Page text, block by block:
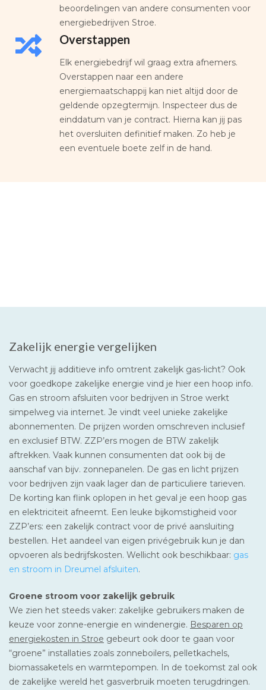
beoordelingen van andere consumenten voor
energiebedrijven Stroe.
Overstappen
Elk energiebedrijf wil graag extra afnemers.
Overstappen naar een andere
energiemaatschappij kan niet altijd door de
geldende opzegtermijn. Inspecteer dus de
einddatum van je contract. Hierna kan jij pas
het oversluiten definitief maken. Zo heb je
een eventuele boete zelf in de hand.
Zakelijk energie vergelijken
Verwacht jij additieve info omtrent zakelijk gas-licht? Ook
voor goedkope zakelijke energie vind je hier een hoop info.
Gas en stroom afsluiten voor bedrijven in Stroe werkt
simpelweg via internet. Je vindt veel unieke zakelijke
abonnementen. De prijzen worden omschreven inclusief
en exclusief BTW. ZZP’ers mogen de BTW zakelijk
aftrekken. Vaak kunnen consumenten dat ook bij de
aanschaf van bijv. zonnepanelen. De gas en licht prijzen
voor bedrijven zijn vaak lager dan de particuliere tarieven.
De korting kan flink oplopen in het geval je een hoop gas
en elektriciteit afneemt. Een leuke bijkomstigheid voor
ZZP’ers: een zakelijk contract voor de privé aansluiting
bestellen. Het aandeel van eigen privégebruik kun je dan
opvoeren als bedrijfskosten. Wellicht ook beschikbaar: gas
en stroom in Dreumel afsluiten.
Groene stroom voor zakelijk gebruik
We zien het steeds vaker: zakelijke gebruikers maken de
keuze voor zonne-energie en windenergie. Besparen op
energiekosten in Stroe gebeurt ook door te gaan voor
“groene” installaties zoals zonneboilers, pelletkachels,
biomassaketels en warmtepompen. In de toekomst zal ook
de zakelijke wereld het gasverbruik moeten terugdringen.